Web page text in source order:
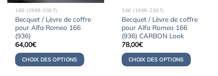
166 (1998-2007)
Becquet / Lèvre de coffre
pour Alfa Romeo 166
(936)
64,00€
CHOIX DES OPTIONS
166 (1998-2007)
Becquet / Lèvre de coffre
pour Alfa Romeo 166
(936) CARBON Look
78,00€
CHOIX DES OPTIONS